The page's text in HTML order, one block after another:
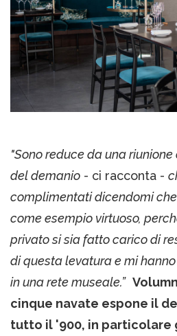
"Sono reduce da una
del demanio - ci racconta -
complimentati dicendomi
come esempio virtuoso,
privato si sia fatto carico di
di questa levatura e mi
in una rete museale.”
cinque navate espone il
tutto il '900, in particolare